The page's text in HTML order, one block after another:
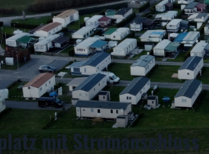
mit Stromanschluss